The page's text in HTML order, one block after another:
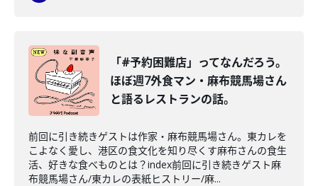
「#予約困難店」ってなんだろう。
ほぼ週7外食マン・麻布競馬場さん
と語るレストランの話。
前回に引き続きゲストは作家・麻布競馬場さん。東カレを
こよなく愛し、港区の食文化を知り尽くす麻布さんの食生
活、好きな食べものとは？index前回に引き続きゲスト麻
布競馬場さん/東カレの表紙ヒストリー/麻...